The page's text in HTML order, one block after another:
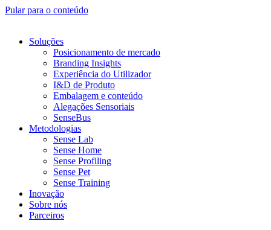
Pular para o conteúdo
Soluções
Posicionamento de mercado
Branding Insights
Experiência do Utilizador
I&D de Produto
Embalagem e conteúdo
Alegações Sensoriais
SenseBus
Metodologias
Sense Lab
Sense Home
Sense Profiling
Sense Pet
Sense Training
Inovação
Sobre nós
Parceiros